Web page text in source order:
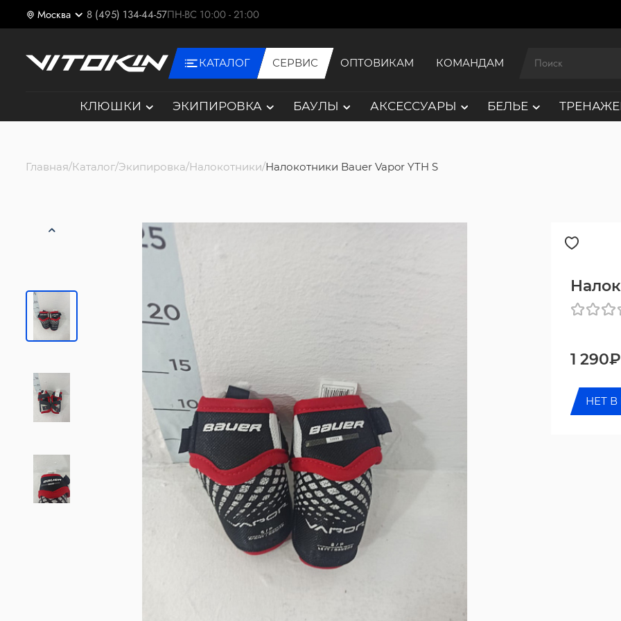
Москва 8 (495) 134-44-57ПН-ВС 10:00 - 21:00
КАТАЛОГ СЕРВИС ОПТОВИКАМ КОМАНДАМ
КЛЮШКИ ЭКИПИРОВКА БАУЛЫ АКСЕССУАРЫ БЕЛЬЕ
Главная Каталог Экипировка Налокотники Налокотники Bauer Vapor YTH S
1 290₽
НЕТ